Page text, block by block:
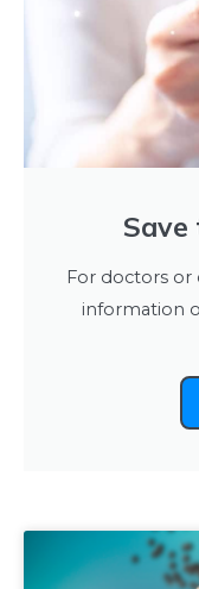
Save
For doctors or
information